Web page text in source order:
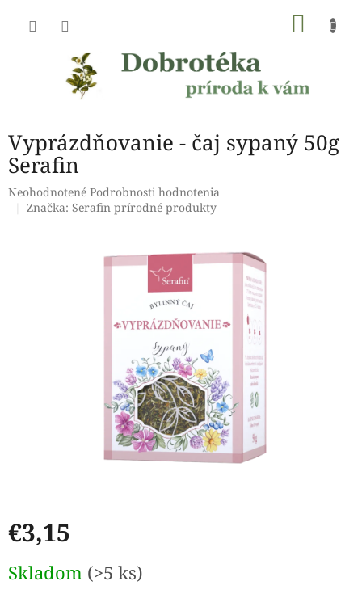
Vyprázdňovanie - čaj sypaný 50g
Serafin
Priemerné
hodnotenie
Neohodnotené Podrobnosti hodnotenia
Značka: Serafin prírodné produkty
€3,15
cena:
Skladom (>5 ks)